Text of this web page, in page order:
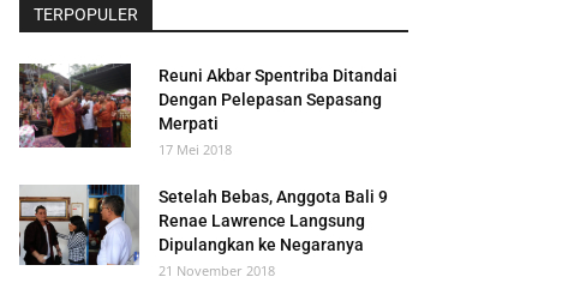
TERPOPULER
Reuni Akbar Spentriba Ditandai
Dengan Pelepasan Sepasang
Merpati
17 Mei 2018
Setelah Bebas, Anggota Bali 9
Renae Lawrence Langsung
Dipulangkan ke Negaranya
21 November 2018